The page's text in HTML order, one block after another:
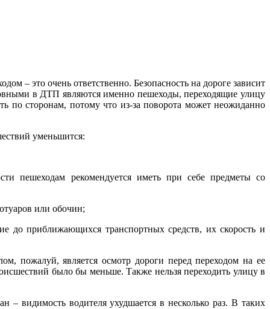
– это очень ответственно. Безопасность на дороге зависит
в ДТП являются именно пешеходы, переходящие улицу
по сторонам, потому что из-за поворота может неожиданно
уменьшится:
пешеходам рекомендуется иметь при себе предметы со
или обочин;
до приближающихся транспортных средств, их скорость и
пожалуй, является осмотр дороги перед переходом на ее
было бы меньше. Также нельзя переходить улицу в
видимость водителя ухудшается в несколько раз. В таких